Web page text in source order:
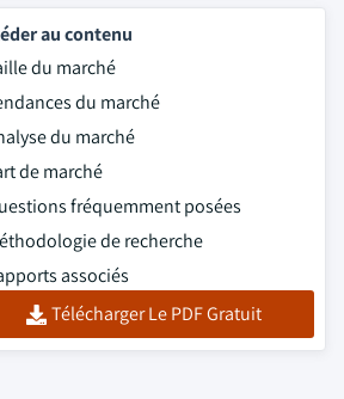
au contenu
du marché
du marché
du marché
de marché
fréquemment posées
de recherche
associés
Télécharger Le PDF Gratuit